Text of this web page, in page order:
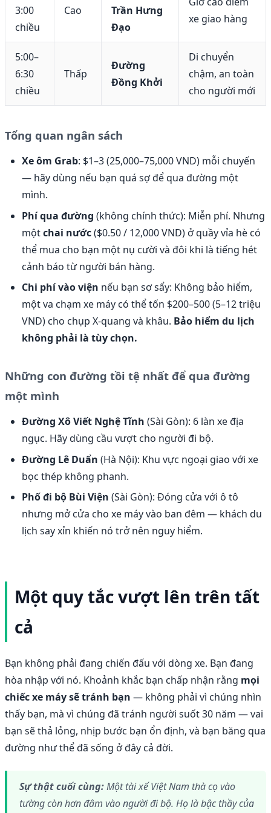
3:00
chiều
Cao
Trần Hưng
Đạo
xe giao hàng
5:00–
6:30
chiều
Thấp
Đường
Đồng Khởi
Di chuyển
chậm, an toàn
cho người mới
Tổng quan ngân sách
Xe ôm Grab: $1–3 (25,000–75,000 VND) mỗi chuyến
— hãy dùng nếu bạn quá sợ để qua đường một
mình.
Phí qua đường (không chính thức): Miễn phí. Nhưng
mộtchai nước($0.50 / 12,000 VND) ở quầy vỉa hè có
thể mua cho bạn một nụ cười và đôi khi là tiếng hét
cảnh báo từ người bán hàng.
Chi phí vào viện nếu bạn sơ sẩy: Không bảo hiểm,
một va chạm xe máy có thể tốn $200–500 (5–12 triệu
VND) cho chụp X-quang và khâu. Bảo hiểm du lịch
không phải là tùy chọn.
Những con đường tồi tệ nhất để qua đường
một mình
Đường Xô Viết Nghệ Tĩnh (Sài Gòn): 6 làn xe địa
ngục. Hãy dùng cầu vượt cho người đi bộ.
Đường Lê Duẩn (Hà Nội): Khu vực ngoại giao với xe
bọc thép không phanh.
Phố đi bộ Bùi Viện (Sài Gòn): Đóng cửa với ô tô
nhưng mở cửa cho xe máy vào ban đêm — khách du
lịch say xỉn khiến nó trở nên nguy hiểm.
Một quy tắc vượt lên trên tất
cả
Bạn không phải đang chiến đấu với dòng xe. Bạn đang
hòa nhập với nó. Khoảnh khắc bạn chấp nhận rằng mọi
chiếc xe máy sẽ tránh bạn — không phải vì chúng nhìn
thấy bạn, mà vì chúng đã tránh người suốt 30 năm — vai
bạn sẽ thả lỏng, nhịp bước bạn ổn định, và bạn băng qua
đường như thể đã sống ở đây cả đời.
Sự thật cuối cùng:Một tài xế Việt Nam thà cọ vào
tường còn hơn đâm vào người đi bộ. Họ là bậc thầy của